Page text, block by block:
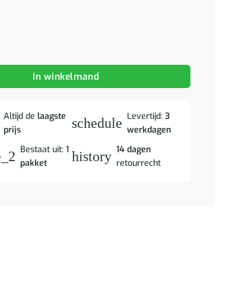
hout aantal
In winkelmand
Altijd de laagste
prijs
schedule Levertijd:3
werkdagen
Bestaat uit: 1
pakket
history 14 dagen
retourrecht